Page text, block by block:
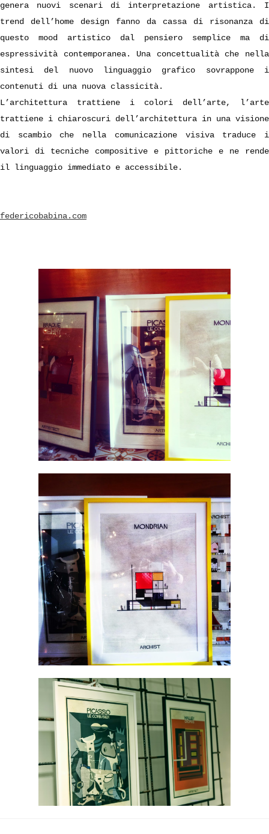
genera nuovi scenari di interpretazione artistica. I
trend dell’home design fanno da cassa di risonanza di
questo mood artistico dal pensiero semplice ma di
espressività contemporanea. Una concettualità che nella
sintesi del nuovo linguaggio grafico sovrappone i
contenuti di una nuova classicità.
L’architettura trattiene i colori dell’arte, l’arte
trattiene i chiaroscuri dell’architettura in una visione
di scambio che nella comunicazione visiva traduce i
valori di tecniche compositive e pittoriche e ne rende
il linguaggio immediato e accessibile.
federicobabina.com